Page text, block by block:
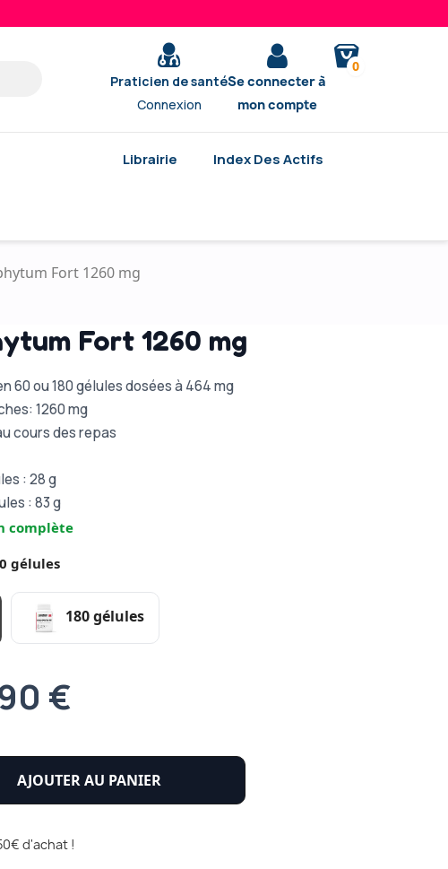
Praticien de santé
Connexion
Se connecter à
mon compte
0
Librairie Index Des Actifs
Fort 1260 mg
Fort 1260 mg
60 ou 180 gélules dosées à 464 mg
1260 mg
cours des repas
: 28 g
: 83 g
complète
gélules
180 gélules
€
AJOUTER AU PANIER
d'achat !